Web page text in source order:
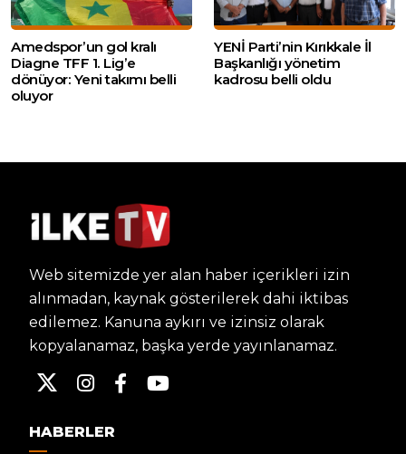
Amedspor’un gol kralı
Diagne TFF 1. Lig’e
dönüyor: Yeni takımı belli
oluyor
YENİ Parti’nin Kırıkkale İl
Başkanlığı yönetim
kadrosu belli oldu
Web sitemizde yer alan haber içerikleri izin
alınmadan, kaynak gösterilerek dahi iktibas
edilemez. Kanuna aykırı ve izinsiz olarak
kopyalanamaz, başka yerde yayınlanamaz.
HABERLER